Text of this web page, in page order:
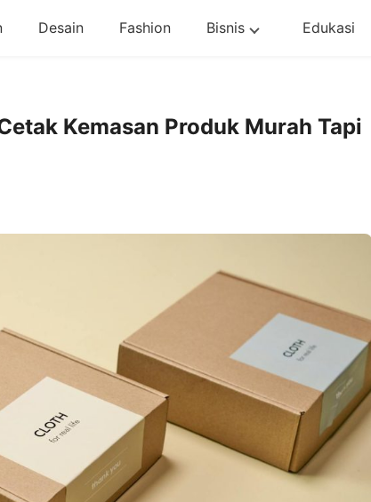
Desain Fashion Bisnis Edukasi
Kemasan Produk Murah Tapi